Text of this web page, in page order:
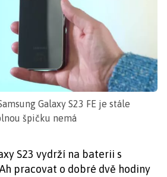
Galaxy S23 FE je stále
špičku nemá
S23 vydrží na baterii s
pracovat o dobré dvě hodiny